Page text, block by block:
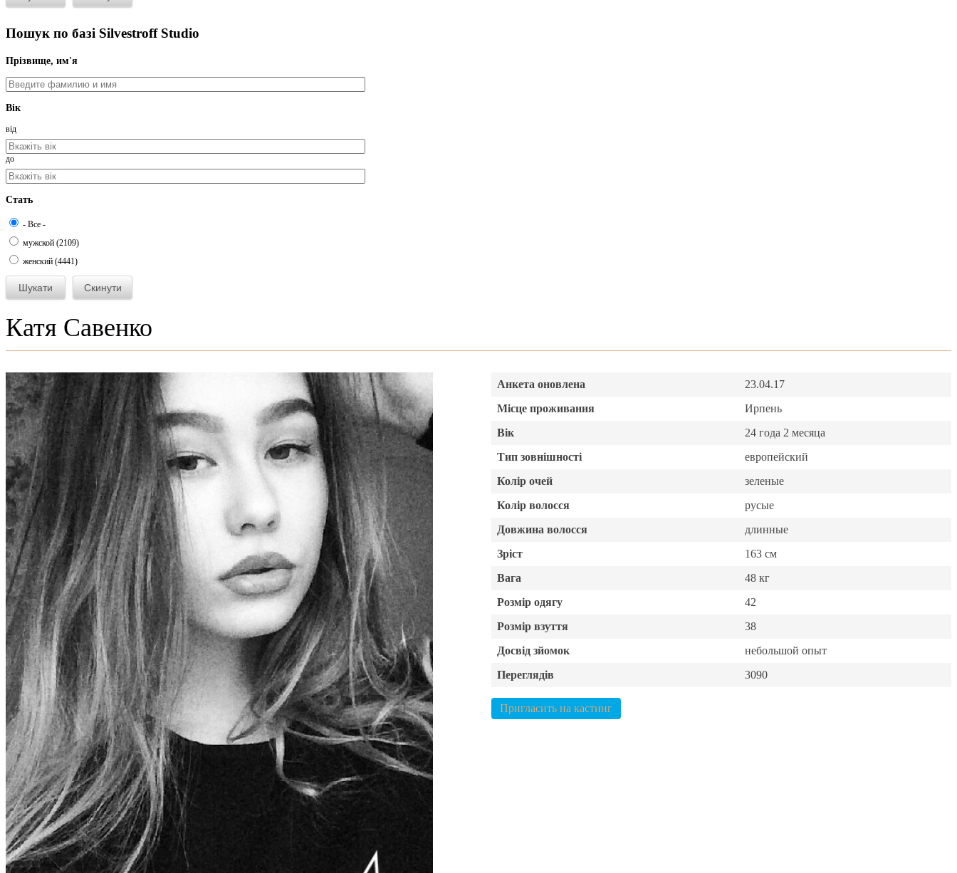
Пошук по базі Silvestroff Studio
Прізвище, им'я
Вік
від
до
Стать
- Все -
мужской (2109)
женский (4441)
Катя Савенко
Анкета оновлена
23.04.17
Місце проживання
Ирпень
Вік
24 года 2 месяца
Тип зовнішності
европейский
Колір очей
зеленые
Колір волосся
русые
Довжина волосся
длинные
Зріст
163 см
Вага
48 кг
Розмір одягу
42
Розмір взуття
38
Досвід зйомок
небольшой опыт
Переглядів
3090
Пригласить на кастинг